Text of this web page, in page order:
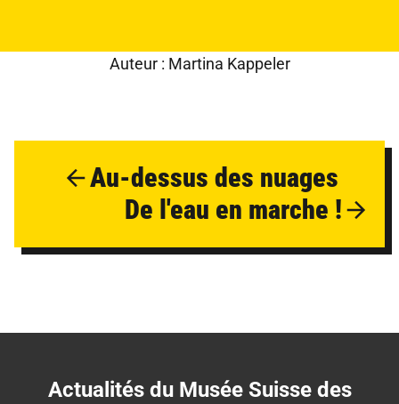
Auteur : Martina Kappeler
Au-dessus des nuages
De l'eau en marche !
Actualités du Musée Suisse des